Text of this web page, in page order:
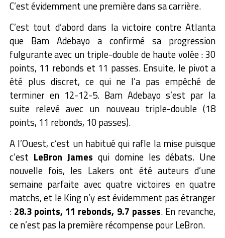
C’est évidemment une première dans sa carrière.
C’est tout d’abord dans la victoire contre Atlanta
que Bam Adebayo a confirmé sa progression
fulgurante avec un triple-double de haute volée : 30
points, 11 rebonds et 11 passes. Ensuite, le pivot a
été plus discret, ce qui ne l’a pas empêché de
terminer en 12-12-5. Bam Adebayo s’est par la
suite relevé avec un nouveau triple-double (18
points, 11 rebonds, 10 passes).
A l’Ouest, c’est un habitué qui rafle la mise puisque
c’est LeBron James qui domine les débats. Une
nouvelle fois, les Lakers ont été auteurs d’une
semaine parfaite avec quatre victoires en quatre
matchs, et le King n’y est évidemment pas étranger
: 28.3 points, 11 rebonds, 9.7 passes. En revanche,
ce n’est pas la première récompense pour LeBron.